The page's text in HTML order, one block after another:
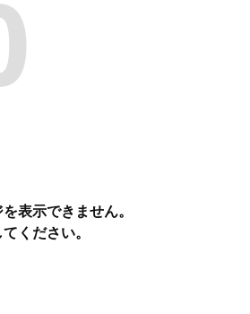
表示できません。
ください。